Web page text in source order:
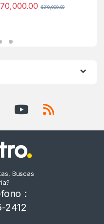
$310,000.00
Buscas
:
2412